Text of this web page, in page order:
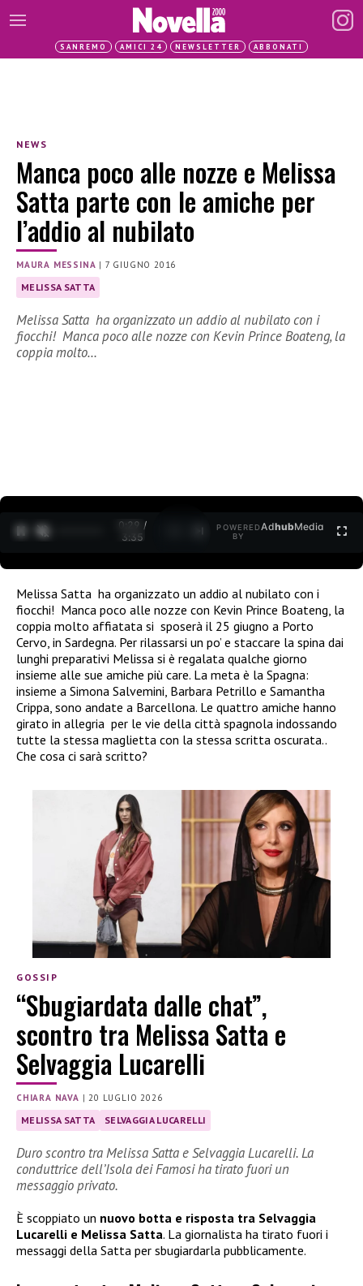
SANREMO AMICI 24 NEWSLETTER ABBONATI
NEWS
Manca poco alle nozze e Melissa
Satta parte con le amiche per
l’addio al nubilato
MAURA MESSINA | 7 GIUGNO 2016
MELISSA SATTA
Melissa Satta ha organizzato un addio al nubilato con i
fiocchi! Manca poco alle nozze con Kevin Prince Boateng, la
coppia molto…
0:30 /
3:35
POWERED
BY
AdhubMedia
Melissa Satta ha organizzato un addio al nubilato con i
fiocchi! Manca poco alle nozze con Kevin Prince Boateng, la
coppia molto affiatata si sposerà il 25 giugno a Porto
Cervo, in Sardegna. Per rilassarsi un po’ e staccare la spina dai
lunghi preparativi Melissa si è regalata qualche giorno
insieme alle sue amiche più care. La meta è la Spagna:
insieme a Simona Salvemini, Barbara Petrillo e Samantha
Crippa, sono andate a Barcellona. Le quattro amiche hanno
girato in allegria per le vie della città spagnola indossando
tutte la stessa maglietta con la stessa scritta oscurata..
Che cosa ci sarà scritto?
GOSSIP
“Sbugiardata dalle chat”,
scontro tra Melissa Satta e
Selvaggia Lucarelli
CHIARA NAVA |20 LUGLIO 2026
MELISSA SATTA SELVAGGIA LUCARELLI
Duro scontro tra Melissa Satta e Selvaggia Lucarelli. La
conduttrice dell’Isola dei Famosi ha tirato fuori un
messaggio privato.
È scoppiato un nuovo botta e risposta tra Selvaggia
Lucarelli e Melissa Satta. La giornalista ha tirato fuori i
messaggi della Satta per sbugiardarla pubblicamente.